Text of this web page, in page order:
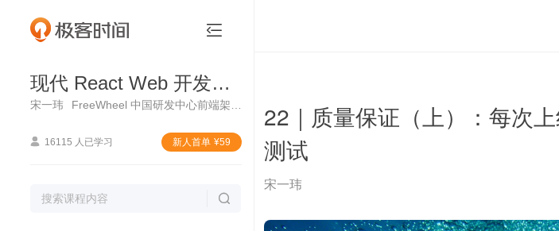

现代 React Web 开发实战
宋一玮
 16115 人已学习 新⼈⾸单 ¥59

 现代 React Web 开发实战
22｜质量保证（上）：每次
测试
宋一玮